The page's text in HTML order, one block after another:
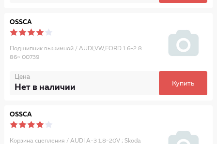
OSSCA
Подшипник выжимной / AUDI,VW,FORD 1.6-2.8
86~ 00739
Цена
Нет в наличии Купить
OSSCA
Корзина сцепления / AUDI A-3 1.8-20V ; Skoda